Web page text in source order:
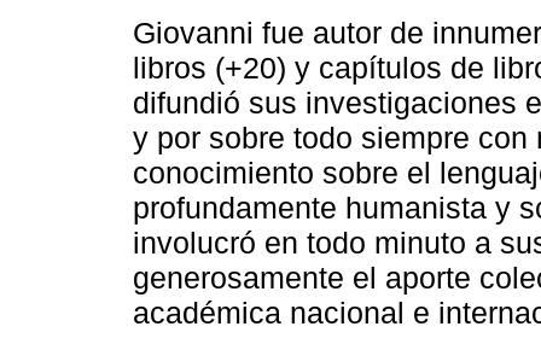
Giovanni fue autor de
libros (+20) y capítulos de
difundió sus investigaciones
y por sobre todo siempre
conocimiento sobre el
profundamente humanista y
involucró en todo minuto a
generosamente el aporte
académica nacional e